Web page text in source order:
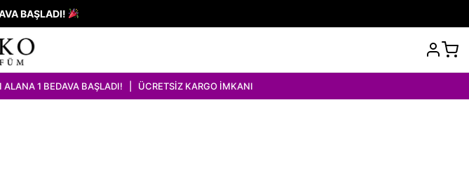
BAŞLADI!
BAŞLADI! | ÜCRETSİZ KARGO İMKANI